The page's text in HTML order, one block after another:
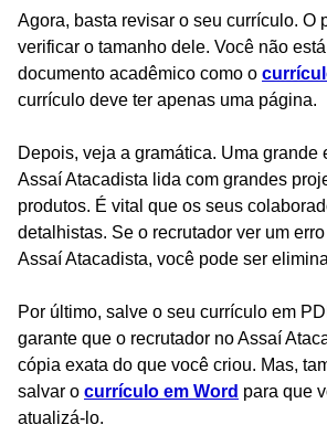
Agora, basta revisar o seu currículo. O
verificar o tamanho dele. Você não
documento acadêmico como o
currículo deve ter apenas uma página.
Depois, veja a gramática. Uma grande
Assaí Atacadista lida com grandes
produtos. É vital que os seus
detalhistas. Se o recrutador ver um
Assaí Atacadista, você pode ser
Por último, salve o seu currículo em
garante que o recrutador no Assaí
cópia exata do que você criou. Mas,
salvar o currículo em Word para que
atualizá-lo.